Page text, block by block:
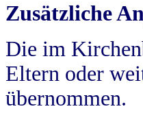
Zusätzliche
Die im
Eltern oder
übernommen.